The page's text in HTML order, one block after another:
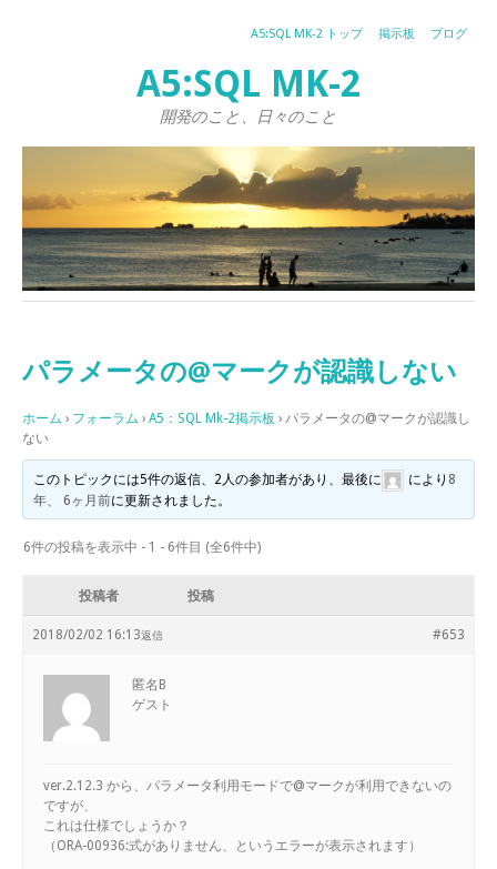
A5:SQL MK-2 トップ 掲示板 ブログ
A5:SQL MK-2
開発のこと、日々のこと
パラメータの@マークが認識しない
ホーム › フォーラム › A5：SQL Mk-2掲示板 › パラメータの@マークが認識し
ない
このトピックには5件の返信、2人の参加者があり、最後に により 8
年、 6ヶ月前に更新されました。
6件の投稿を表示中 - 1 - 6件目 (全6件中)
投稿者 投稿
2018/02/02 16:13 #653
返信
匿名B
ゲスト
ver.2.12.3 から、パラメータ利用モードで@マークが利用できないの
ですが、
これは仕様でしょうか？
（ORA-00936:式がありません、というエラーが表示されます）